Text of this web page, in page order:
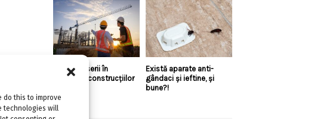
do this to improve
technologies will
Top 5 meserii în
domeniul construcțiilor
Există aparate anti-
gândaci și ieftine, și
bune?!